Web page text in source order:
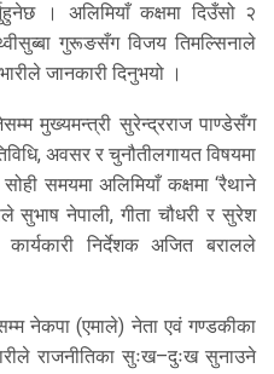
। अलिमियाँ कक्षमा दिउँसो २
गुरूङसँग विजय तिमल्सिनाले
जानकारी दिनुभयो ।
मुख्यमन्त्री सुरेन्द्रराज पाण्डेसँग
अवसर र चुनौतीलगायत विषयमा
समयमा अलिमियाँ कक्षमा ‘रैथाने
सुभाष नेपाली, गीता चौधरी र सुरेश
निर्देशक अजित बरालले
नेकपा (एमाले) नेता एवं गण्डकीका
राजनीतिका सुःख–दुःख सुनाउने